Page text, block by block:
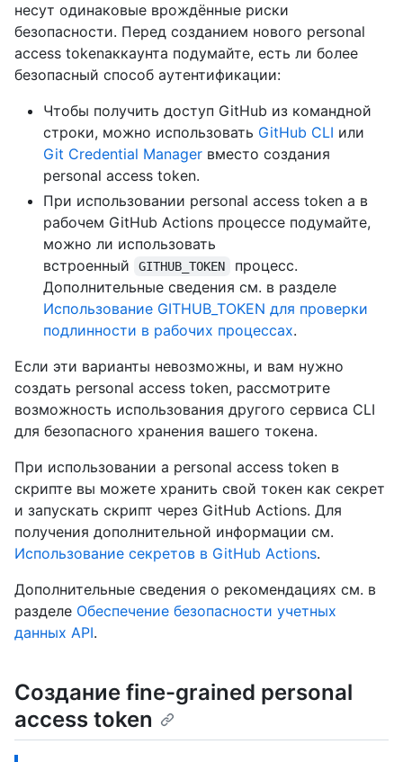
несут одинаковые врождённые риски
безопасности. Перед созданием нового personal
access tokenаккаунта подумайте, есть ли более
безопасный способ аутентификации:
Чтобы получить доступ GitHub из командной
строки, можно использовать GitHub CLI или
Git Credential Manager вместо создания
personal access token.
При использовании personal access token a в
рабочем GitHub Actions процессе подумайте,
можно ли использовать
встроенный
GITHUB_TOKEN
процесс.
Дополнительные сведения см. в разделе
Использование GITHUB_TOKEN для проверки
подлинности в рабочих процессах.
Если эти варианты невозможны, и вам нужно
создать personal access token, рассмотрите
возможность использования другого сервиса CLI
для безопасного хранения вашего токена.
При использовании a personal access token в
скрипте вы можете хранить свой токен как секрет
и запускать скрипт через GitHub Actions. Для
получения дополнительной информации см.
Использование секретов в GitHub Actions.
Дополнительные сведения о рекомендациях см. в
разделе Обеспечение безопасности учетных
данных API.
Создание fine-grained personal
access token